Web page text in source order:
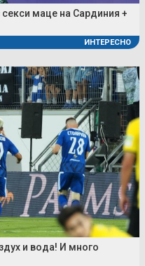
маце на Сардиния +
ИНТЕРЕСНО
и вода! И много